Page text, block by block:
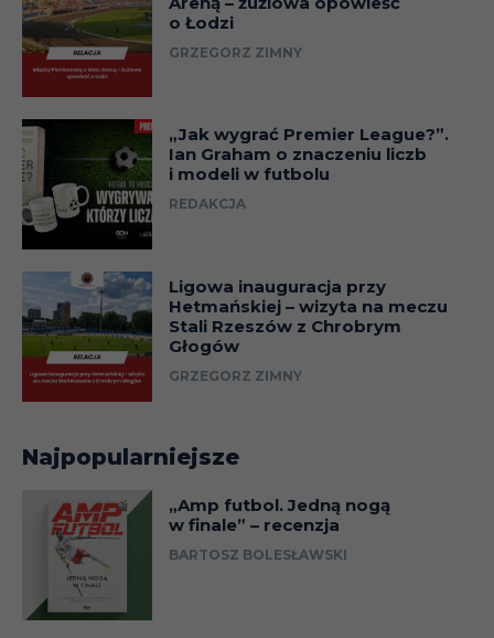
o Łodzi
GRZEGORZ ZIMNY
„Jak wygrać Premier League?”.
Ian Graham o znaczeniu liczb
i modeli w futbolu
REDAKCJA
Ligowa inauguracja przy
Hetmańskiej – wizyta na meczu
Stali Rzeszów z Chrobrym
Głogów
GRZEGORZ ZIMNY
Najpopularniejsze
„Amp futbol. Jedną nogą
w finale” – recenzja
BARTOSZ BOLESŁAWSKI